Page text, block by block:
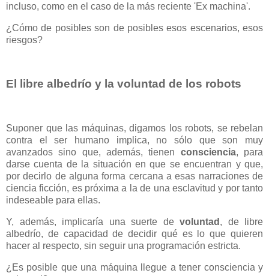
incluso, como en el caso de la más reciente 'Ex machina'.
¿Cómo de posibles son de posibles esos escenarios, esos
riesgos?
El libre albedrío y la voluntad de los robots
Suponer que las máquinas, digamos los robots, se rebelan
contra el ser humano implica, no sólo que son muy
avanzados sino que, además, tienen consciencia, para
darse cuenta de la situación en que se encuentran y que,
por decirlo de alguna forma cercana a esas narraciones de
ciencia ficción, es próxima a la de una esclavitud y por tanto
indeseable para ellas.
Y, además, implicaría una suerte de voluntad , de libre
albedrío, de capacidad de decidir qué es lo que quieren
hacer al respecto, sin seguir una programación estricta.
¿Es posible que una máquina llegue a tener consciencia y